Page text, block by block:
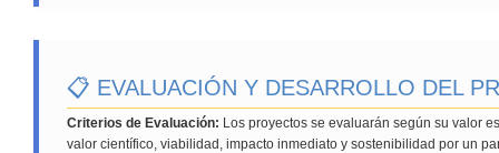
📋 EVALUACIÓN Y DESARROLLO DEL
Criterios de Evaluación: Los proyectos se evaluarán según su valor
valor científico, viabilidad, impacto inmediato y sostenibilidad por un